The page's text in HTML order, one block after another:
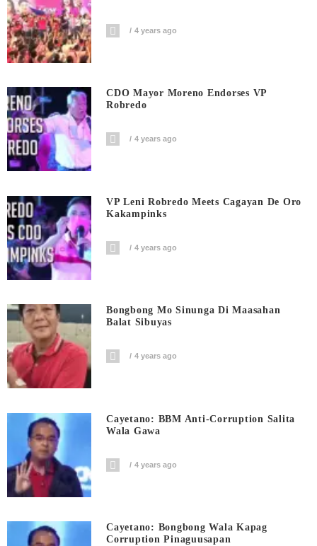
4 years ago
CDO Mayor Moreno Endorses VP
Robredo
4 years ago
VP Leni Robredo Meets Cagayan De Oro
Kakampinks
4 years ago
Bongbong Mo Sinunga Di Maasahan
Balat Sibuyas
4 years ago
Cayetano: BBM Anti-Corruption Salita
Wala Gawa
4 years ago
Cayetano: Bongbong Wala Kapag
Corruption Pinaguusapan